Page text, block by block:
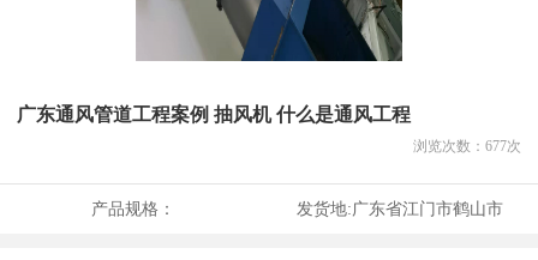
广东通风管道工程案例 抽风机 什么是通风工程
浏览次数： 677次
产品规格： 发货地:广东省江门市鹤山市